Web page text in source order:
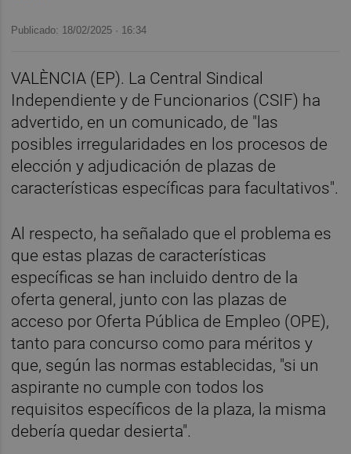
Publicado: 18/02/2025 · 16:34
VALÈNCIA (EP). La Central Sindical
Independiente y de Funcionarios (CSIF) ha
advertido, en un comunicado, de "las
posibles irregularidades en los procesos de
elección y adjudicación de plazas de
características específicas para facultativos".
Al respecto, ha señalado que el problema es
que estas plazas de características
específicas se han incluido dentro de la
oferta general, junto con las plazas de
acceso por Oferta Pública de Empleo (OPE),
tanto para concurso como para méritos y
que, según las normas establecidas, "si un
aspirante no cumple con todos los
requisitos específicos de la plaza, la misma
debería quedar desierta".